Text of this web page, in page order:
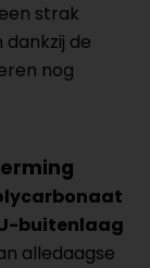
strak
de
nog
buitenlaag
alledaagse